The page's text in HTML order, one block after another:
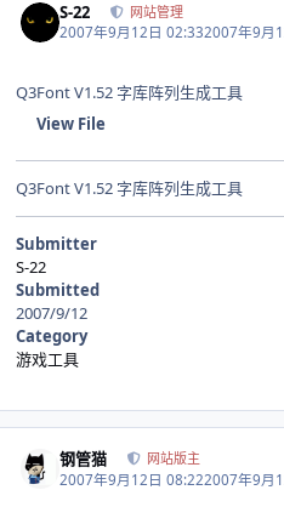
S-22 网站管理
2007年9月12日 02:332007年9月
Q3Font V1.52 字库阵列生成工具
View File
Q3Font V1.52 字库阵列生成工具
Submitter
S-22
Submitted
2007/9/12
Category
游戏工具
钢管猫 网站版主
2007年9月12日 08:222007年9月